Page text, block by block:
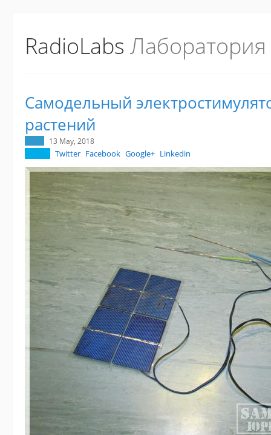
RadioLabs
Самодельный
растений
13 May, 2018
Twitter Facebook Google+ Linkedin